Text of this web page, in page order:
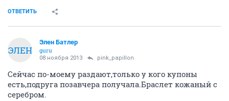
ОТВЕТИТЬ
ЭЛЕН
Элен Батлер
guru
08 ноября 2013 pink_papillon
Сейчас по-моему раздают,только у кого купоны
есть,подруга позавчера получала.Браслет кожаный с
серебром.